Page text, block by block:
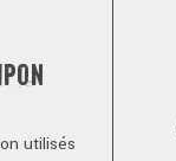
utilisés